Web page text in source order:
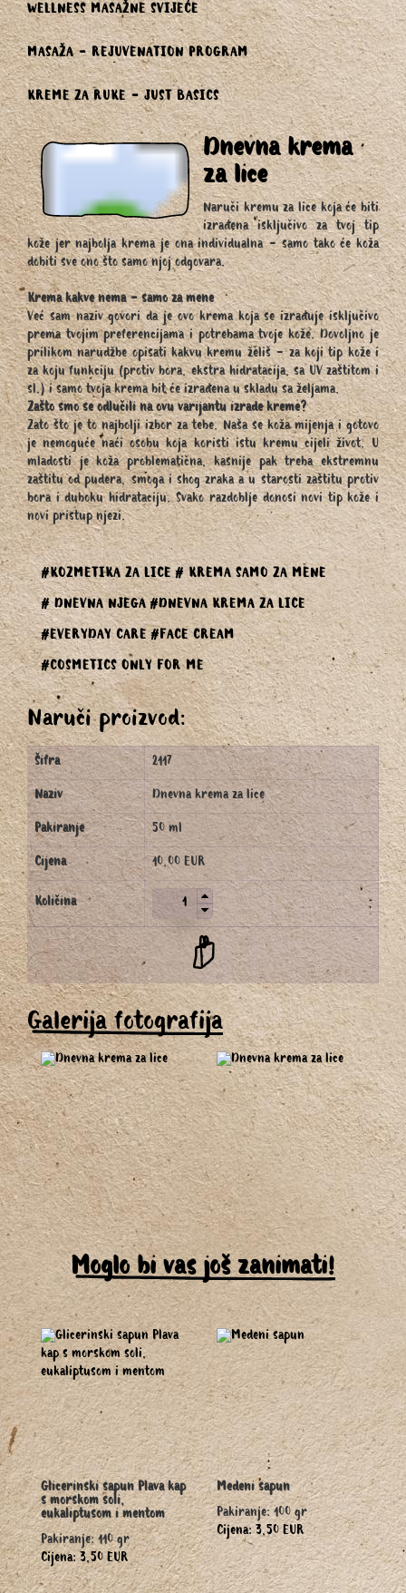
WELLNESS MASAŽNE SVIJEĆE
MASAŽA - REJUVENATION PROGRAM
KREME ZA RUKE - JUST BASICS
Dnevna krema
za lice
Naruči kremu za lice koja će biti
izrađena isključivo za tvoj tip
kože jer najbolja krema je ona individualna - samo tako će koža
dobiti sve ono što samo njoj odgovara.
Krema kakve nema - samo za mene
Već sam naziv govori da je ovo krema koja se izrađuje isključivo
prema tvojim preferencijama i potrebama tvoje kože. Dovoljno je
prilikom narudžbe opisati kakvu kremu želiš - za koji tip kože i
za koju funkciju (protiv bora, ekstra hidratacija, sa UV zaštitom i
sl.) i samo tvoja krema bit će izrađena u skladu sa željama.
Zašto smo se odlučili na ovu varijantu izrade kreme?
Zato što je to najbolji izbor za tebe. Naša se koža mijenja i gotovo
je nemoguće naći osobu koja koristi istu kremu cijeli život. U
mladosti je koža problematična, kasnije pak treba ekstremnu
zaštitu od pudera, smoga i shog zraka a u starosti zaštitu protiv
bora i duboku hidrataciju. Svako razdoblje donosi novi tip kože i
novi pristup njezi.
#KOZMETIKA ZA LICE # KREMA SAMO ZA MENE
# DNEVNA NJEGA #DNEVNA KREMA ZA LICE
#EVERYDAY CARE #FACE CREAM
#COSMETICS ONLY FOR ME
Naruči proizvod:
Šifra 2117
Naziv Dnevna krema za lice
Pakiranje 50 ml
Cijena 10,00 EUR
Količina
Galerija fotografija
Moglo bi vas još zanimati!
Glicerinski sapun Plava kap
s morskom soli,
eukaliptusom i mentom
Pakiranje: 110 gr
Cijena: 3,50 EUR
Medeni sapun
Pakiranje: 100 gr
Cijena: 3,50 EUR